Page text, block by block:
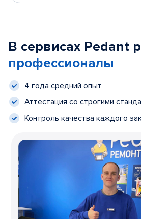
В сервисах Pedant
профессионалы
4 года средний опыт
Аттестация со строгими
Контроль качества каждого